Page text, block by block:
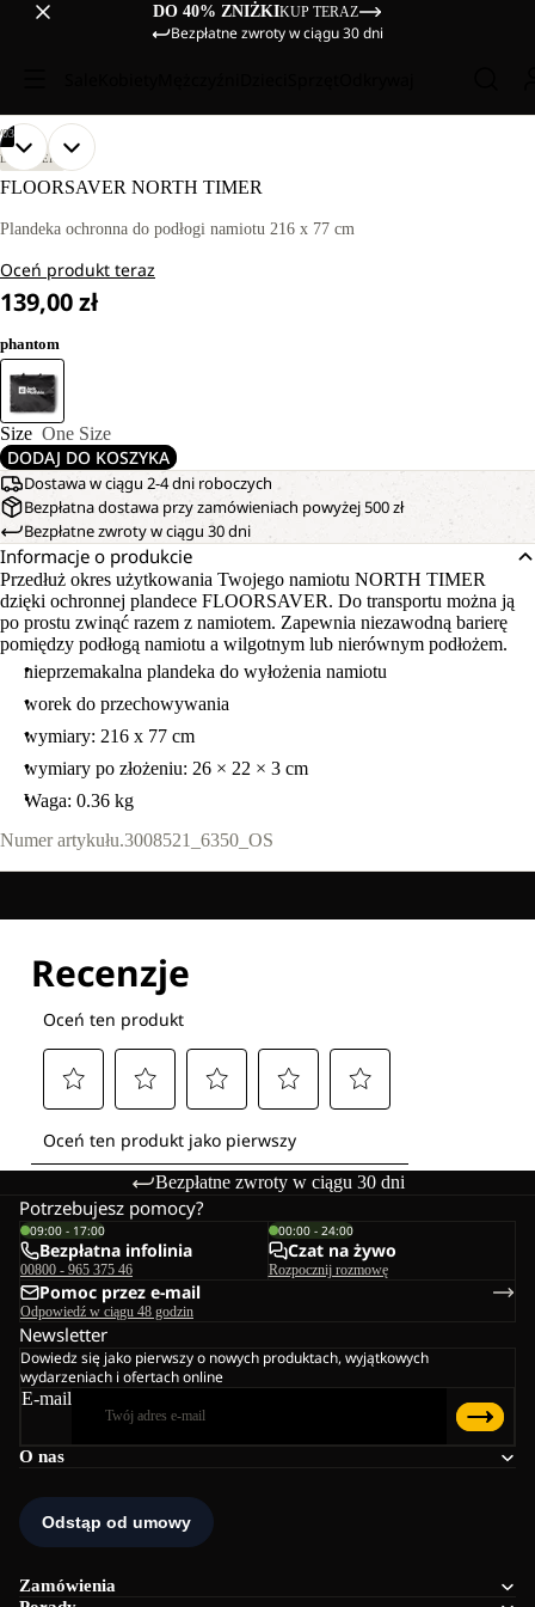
DO 40% ZNIŻKIKUP TERAZ
Bezpłatne zwroty w ciągu 30 dni
03
OTWÓRZ
OBRAZ
PEŁNYM
OTWÓRZ
OBRAZ
PEŁNYM
OTWÓRZ
OBRAZ
PEŁNYM
DISCOVERY
FLOORSAVER NORTH TIMER
Plandeka ochronna do podłogi namiotu 216 x 77 cm
Oceń produkt teraz
139,00 zł
phantom
Size One Size
DODAJ DO KOSZYKA
Dostawa w ciągu 2-4 dni roboczych
Bezpłatna dostawa przy zamówieniach powyżej 500 zł
Bezpłatne zwroty w ciągu 30 dni
Informacje o produkcie
Przedłuż okres użytkowania Twojego namiotu NORTH TIMER
dzięki ochronnej plandece FLOORSAVER. Do transportu można ją
po prostu zwinąć razem z namiotem. Zapewnia niezawodną barierę
pomiędzy podłogą namiotu a wilgotnym lub nierównym podłożem.
nieprzemakalna plandeka do wyłożenia namiotu
worek do przechowywania
wymiary: 216 x 77 cm
wymiary po złożeniu: 26 × 22 × 3 cm
Waga: 0.36 kg
Numer artykułu.3008521_6350_OS
Bezpłatne zwroty w ciągu 30 dni
O nas
Zamówienia
Potrzebujesz pomocy?
09:00 - 17:00
Bezpłatna infolinia
00800 - 965 375 46
00:00 - 24:00
Czat na żywo
Rozpocznij rozmowę
Pomoc przez e-mail
Odpowiedź w ciągu 48 godzin
Newsletter
Dowiedz się jako pierwszy o nowych produktach, wyjątkowych
wydarzeniach i ofertach online
E-mail